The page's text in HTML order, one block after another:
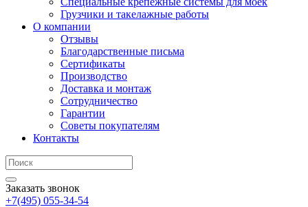
Грузчики и такелажные работы
О компании
Отзывы
Благодарственные письма
Сертификаты
Производство
Доставка и монтаж
Сотрудничество
Гарантии
Советы покупателям
Контакты
Заказать звонок
+7(495) 055-34-54